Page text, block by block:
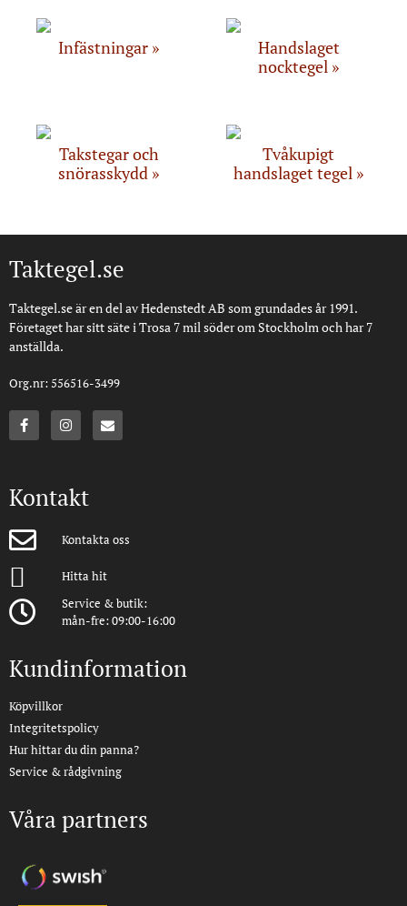
Infästningar
Handslaget
nocktegel
Takstegar och
snörasskydd
Tvåkupigt
handslaget tegel
Taktegel.se
Taktegel.se är en del av Hedenstedt AB som grundades år 1991.
Företaget har sitt säte i Trosa 7 mil söder om Stockholm och har 7
anställda.
Org.nr: 556516-3499
Kontakt
Kontakta oss
Hitta hit
Service & butik:
mån-fre: 09:00-16:00
Kundinformation
Köpvillkor
Integritetspolicy
Hur hittar du din panna?
Service & rådgivning
Våra partners